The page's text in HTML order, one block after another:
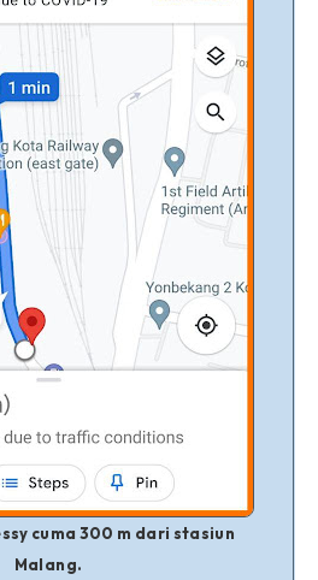
cuma 300 m dari stasiun
Malang.